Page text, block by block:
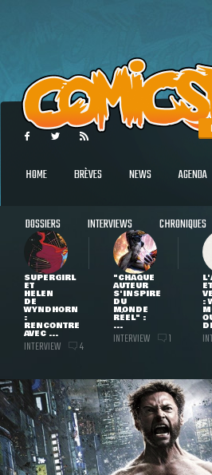
HOME BRÈVES NEWS AGENDA
DOSSIERS INTERVIEWS CHRONIQUES
SUPERGIRL
ET
HELEN
DE
WYNDHORN
:
RENCONTRE
AVEC ...
INTERVIEW 4
"CHAQUE
AUTEUR
S'INSPIRE
DU
MONDE
RÉEL" :
...
INTERVIEW 1
: